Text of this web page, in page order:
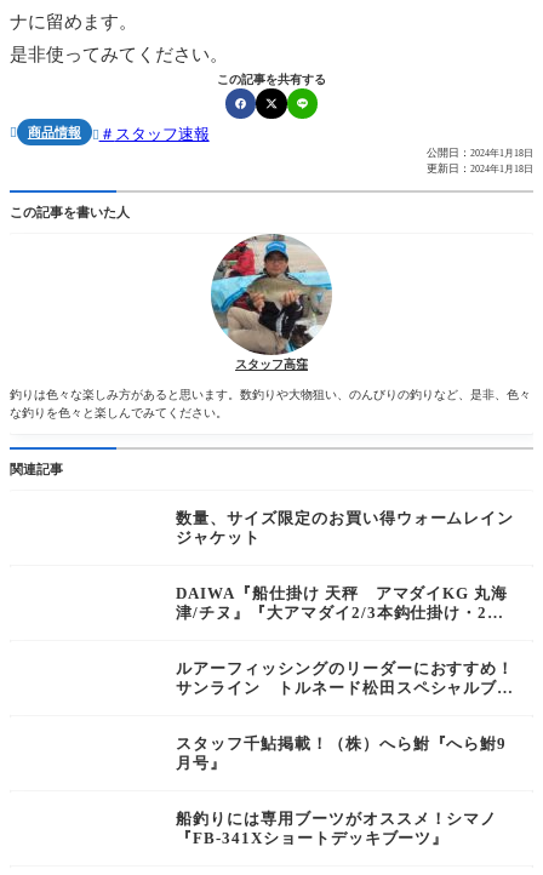
ナに留めます。
是非使ってみてください。
この記事を共有する
 商品情報  スタッフ速報
公開日： 2024年1月18日
更新日： 2024年1月18日
この記事を書いた人
スタッフ高窪
釣りは色々な楽しみ方があると思います。数釣りや大物狙い、のんびりの釣りなど、是非、色々
な釣りを色々と楽しんでみてください。
関連記事
数量、サイズ限定のお買い得ウォームレイン
ジャケット
DAIWA『船仕掛け 天秤 アマダイKG 丸海
津/チヌ』『大アマダイ2/3本鈎仕掛け・2本
ルアーフィッシングのリーダーにおすすめ！
サンライン トルネード松田スペシャルブラ
スタッフ千鮎掲載！（株）へら鮒『へら鮒9
月号』
船釣りには専用ブーツがオススメ！シマノ
『FB-341Xショートデッキブーツ』